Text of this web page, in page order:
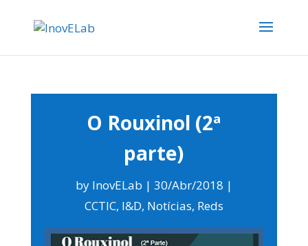
O Rouxinol (2ª
parte)
by InovELab
30/Abr/2018
CCTIC, I&D, Notícias, Reds